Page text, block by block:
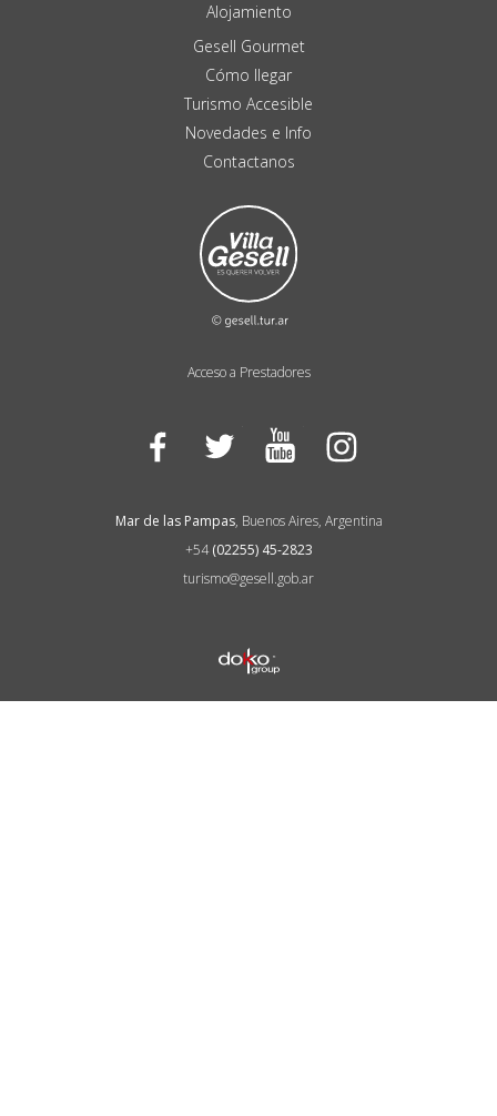
Acceso a Prestadores
Alojamiento
Gesell Gourmet
Cómo llegar
Turismo Accesible
Novedades e Info
Contactanos
Facebook Twitter YouTube
Mar de las Pampas, Buenos Aires, Argentina
+54(02255) 45-2823
turismo@gesell.gob.ar